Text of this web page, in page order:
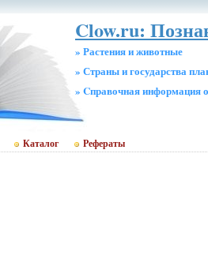
Clow.ru:
» Растения и животные
» Страны и государства
» Cправочная информация
Каталог Рефераты